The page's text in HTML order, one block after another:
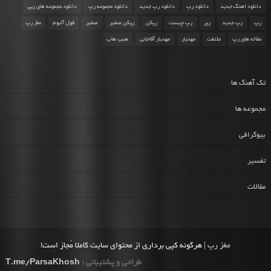
دانلود اهنگ جدید دانلود رپ دانلود رپ جدید دانلود مجموعه رپ دانلود مجموعه های رپی
رپ رپ جدید رپر رپ چیست رپکن رپکن صفیر صفیر فول آلبوم مغز رپ
مقاله های رپ ملتفت مهدیار مهدیار آقاجانی هیپ هاپ
تک آهنگ ها
مجموعه ها
بیوگرافی
تفسیر
مقالات
مغز رپ | هرگونه کپی برداری از محتوای سایت کاملا مُجاز است!
طراحی و پشتیبانی : T.me/ParsaKhosh